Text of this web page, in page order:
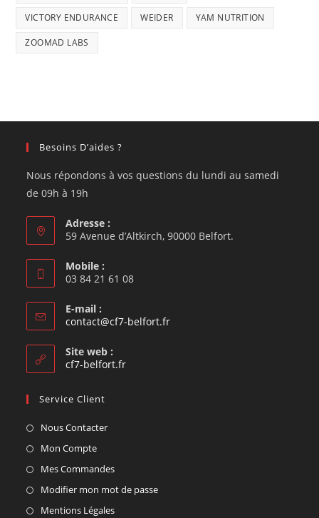
VICTORY ENDURANCE WEIDER YAM NUTRITION
ZOOMAD LABS
Besoins D’aides ?
Nous répondons à vos questions du lundi au samedi
de 09h à 19h
Adresse :
59 Avenue d’Altkirch, 90000 Belfort.
Mobile :
03 84 21 61 08
E-mail :
contact@cf7-belfort.fr
Site web :
cf7-belfort.fr
Service Client
Nous Contacter
Mon Compte
Mes Commandes
Modifier mon mot de passe
Mentions Légales